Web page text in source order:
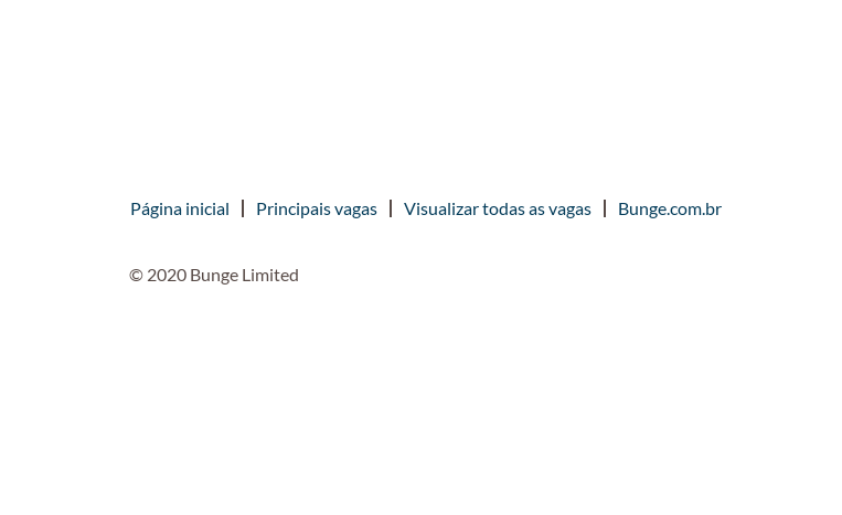
Página inicial Principais vagas Visualizar todas as vagas Bunge.com.br
© 2020 Bunge Limited